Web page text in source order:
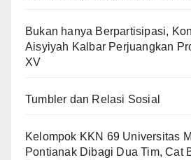
Bukan hanya Berpartisipasi,
Aisyiyah Kalbar Perjuangkan
XV
Tumbler dan Relasi Sosial
Kelompok KKN 69 Universitas
Pontianak Dibagi Dua Tim, Cat